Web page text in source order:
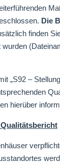
Die
finden
„S92 –
hierüber